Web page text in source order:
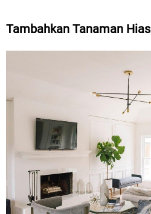
Tambahkan Tanaman Hias